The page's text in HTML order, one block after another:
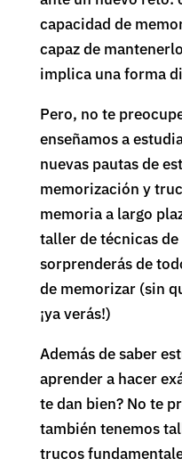
capacidad de
capaz de
implica una forma
Pero, no te
enseñamos a
nuevas pautas de
memorización y
memoria a largo
taller de técnicas
sorprenderás de
de memorizar (sin
¡ya verás!)
Además de saber
aprender a hacer
te dan bien? No te
también tenemos
trucos